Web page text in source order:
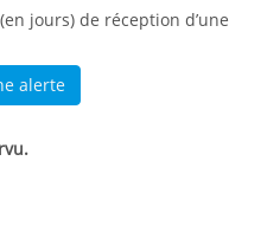
jours) de réception d’une
alerte